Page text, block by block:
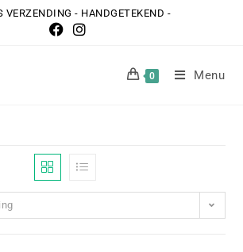
VERZENDING - HANDGETEKEND -
0 Menu